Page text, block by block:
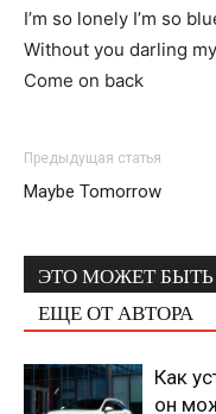
I’m so lonely I’m so
Without you darling
Come on back
Предыдущая статья
Maybe Tomorrow
ЭТО МОЖЕТ
ЕЩЕ ОТ АВТОРА
Как
он